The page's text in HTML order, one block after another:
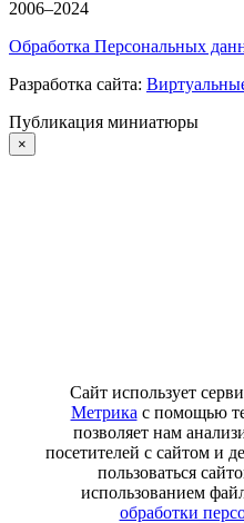
2006–2024
Обработка Персональных
Разработка сайта:
Публикация миниатюры
×
Сайт использует
Метрика с помощью
позволяет нам
посетителей с сайтом и
пользоваться
использованием
обработки